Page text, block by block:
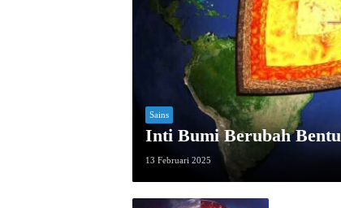
Sains
Inti Bumi Berubah
13 Februari 2025